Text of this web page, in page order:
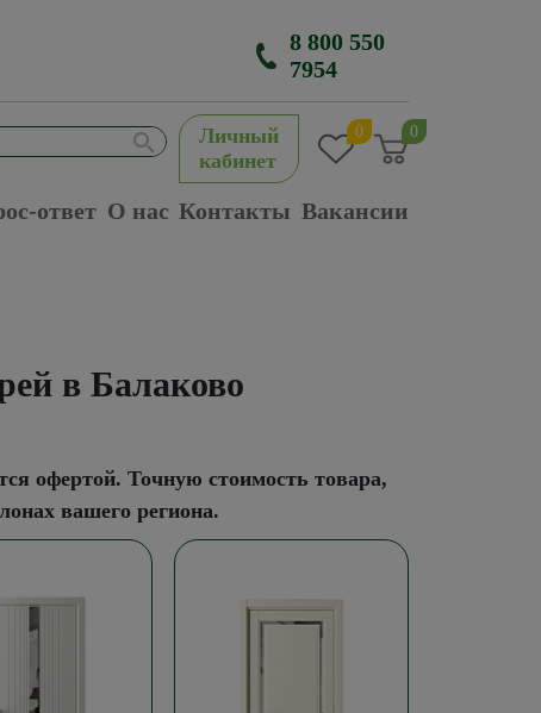
8 800 550
7954
Личный
кабинет
0 0
ответ О нас Контакты Вакансии
в Балаково
офертой. Точную стоимость товара,
вашего региона.